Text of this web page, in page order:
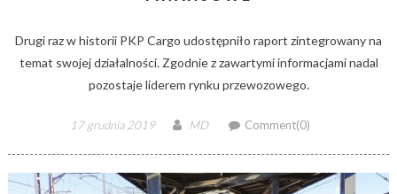
Drugi raz w historii PKP Cargo udostępniło raport zintegrowany na
temat swojej działalności. Zgodnie z zawartymi informacjami nadal
pozostaje liderem rynku przewozowego.
Posted
17 grudnia 2019 Author
MD Comment(0)